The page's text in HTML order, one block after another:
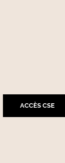
ACCÈS CSE